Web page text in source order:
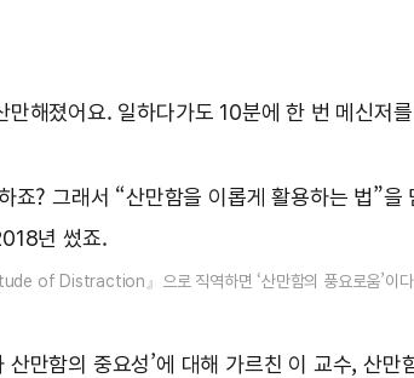
만해졌어요. 일하다가도 10분에 한 번 메신저
죠? 그래서 “산만함을 이롭게 활용하는 법”
년 썼죠.
of Distraction』으로 직역하면 ‘산만함의 풍요로움’이
산만함의 중요성’에 대해 가르친 이 교수, 산